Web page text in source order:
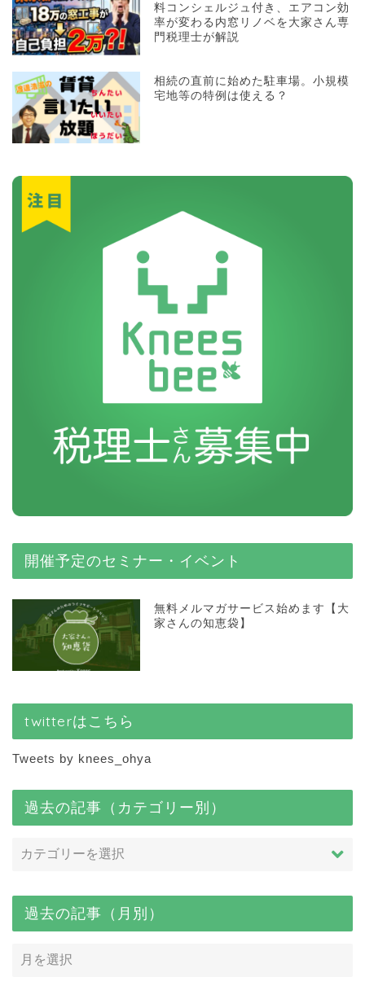
料コンシェルジュ付き、エアコン効
率が変わる内窓リノベを大家さん専
門税理士が解説
相続の直前に始めた駐車場。小規模
宅地等の特例は使える？
開催予定のセミナー・イベント
無料メルマガサービス始めます【大
家さんの知恵袋】
twitterはこちら
Tweets by knees_ohya
過去の記事（カテゴリー別）
過去の記事（月別）